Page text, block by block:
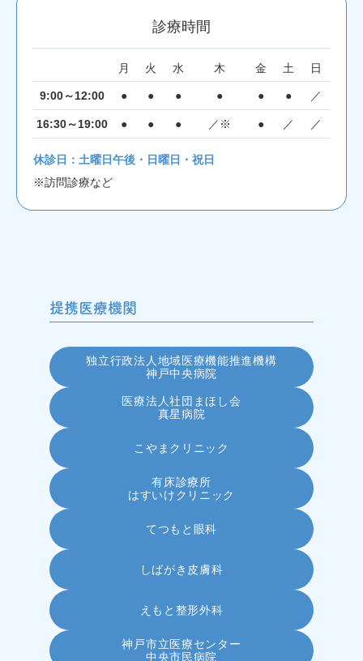
診療時間
月 火 水 木 金 土 日
9:00～12:00 ● ● ● ● ● ● ／
16:30～19:00 ● ● ● ／※ ● ／ ／
休診日：土曜日午後・日曜日・祝日
※訪問診療など
提携医療機関
独立行政法人 地域医療機能推進機構
神戸中央病院
医療法人社団まほし会
真星病院
こやまクリニック
有床診療所
はすいけクリニック
てつもと眼科
しばがき皮膚科
えもと整形外科
神戸市立医療センター
中央市民病院